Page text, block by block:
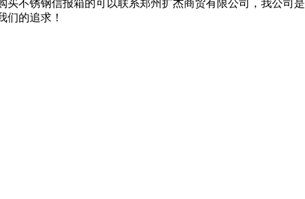
买不锈钢信报箱的可以联系郑州扩杰商贸有限公司，我公司
们的追求！